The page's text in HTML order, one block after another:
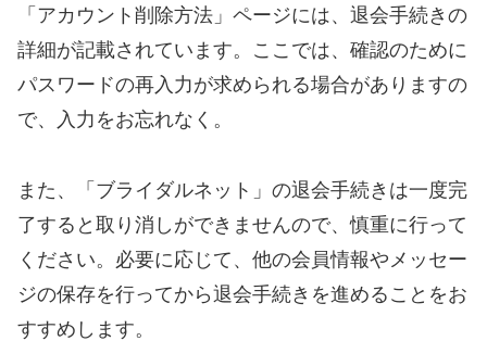
「アカウント削除方法」ページには、退会手続きの
詳細が記載されています。ここでは、確認のために
パスワードの再入力が求められる場合がありますの
で、入力をお忘れなく。
また、「ブライダルネット」の退会手続きは一度完
了すると取り消しができませんので、慎重に行って
ください。必要に応じて、他の会員情報やメッセー
ジの保存を行ってから退会手続きを進めることをお
すすめします。